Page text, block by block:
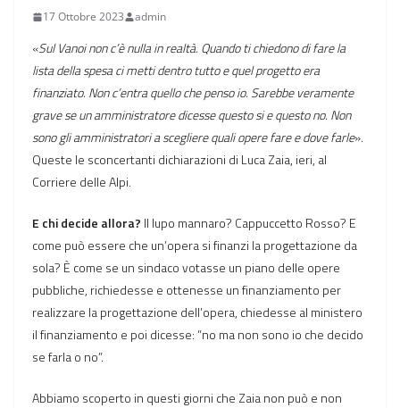
17 Ottobre 2023 admin
«Sul Vanoi non c’è nulla in realtà. Quando ti chiedono di fare la
lista della spesa ci metti dentro tutto e quel progetto era
finanziato. Non c’entra quello che penso io. Sarebbe veramente
grave se un amministratore dicesse questo si e questo no. Non
sono gli amministratori a scegliere quali opere fare e dove farle».
Queste le sconcertanti dichiarazioni di Luca Zaia, ieri, al
Corriere delle Alpi.
E chi decide allora? Il lupo mannaro? Cappuccetto Rosso? E
come può essere che un’opera si finanzi la progettazione da
sola? È come se un sindaco votasse un piano delle opere
pubbliche, richiedesse e ottenesse un finanziamento per
realizzare la progettazione dell’opera, chiedesse al ministero
il finanziamento e poi dicesse: “no ma non sono io che decido
se farla o no”.
Abbiamo scoperto in questi giorni che Zaia non può e non